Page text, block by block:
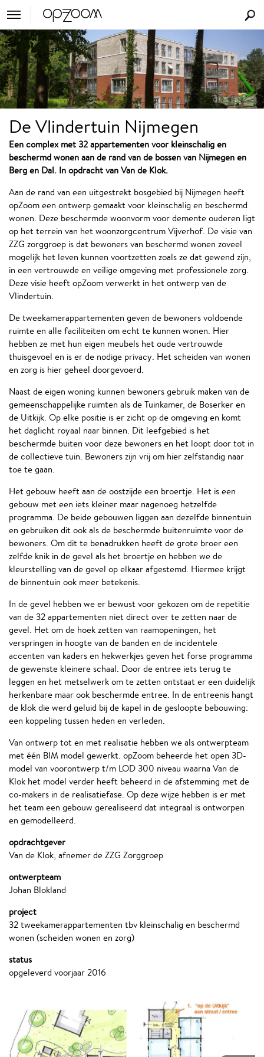
De Vlindertuin Nijmegen
Een complex met 32 appartementen voor kleinschalig en
beschermd wonen aan de rand van de bossen van Nijmegen en
Berg en Dal. In opdracht van Van de Klok.
Aan de rand van een uitgestrekt bosgebied bij Nijmegen heeft
opZoom een ontwerp gemaakt voor kleinschalig en beschermd
wonen. Deze beschermde woonvorm voor demente ouderen ligt
op het terrein van het woonzorgcentrum Vijverhof. De visie van
ZZG zorggroep is dat bewoners van beschermd wonen zoveel
mogelijk het leven kunnen voortzetten zoals ze dat gewend zijn,
in een vertrouwde en veilige omgeving met professionele zorg.
Deze visie heeft opZoom verwerkt in het ontwerp van de
Vlindertuin.
De tweekamerappartementen geven de bewoners voldoende
ruimte en alle faciliteiten om echt te kunnen wonen. Hier
hebben ze met hun eigen meubels het oude vertrouwde
thuisgevoel en is er de nodige privacy. Het scheiden van wonen
en zorg is hier geheel doorgevoerd.
Naast de eigen woning kunnen bewoners gebruik maken van de
gemeenschappelijke ruimten als de Tuinkamer, de Boserker en
de Uitkijk. Op elke positie is er zicht op de omgeving en komt
het daglicht royaal naar binnen. Dit leefgebied is het
beschermde buiten voor deze bewoners en het loopt door tot in
de collectieve tuin. Bewoners zijn vrij om hier zelfstandig naar
toe te gaan.
Het gebouw heeft aan de oostzijde een broertje. Het is een
gebouw met een iets kleiner maar nagenoeg hetzelfde
programma. De beide gebouwen liggen aan dezelfde binnentuin
en gebruiken dit ook als de beschermde buitenruimte voor de
bewoners. Om dit te benadrukken heeft de grote broer een
zelfde knik in de gevel als het broertje en hebben we de
kleurstelling van de gevel op elkaar afgestemd. Hiermee krijgt
de binnentuin ook meer betekenis.
In de gevel hebben we er bewust voor gekozen om de repetitie
van de 32 appartementen niet direct over te zetten naar de
gevel. Het om de hoek zetten van raamopeningen, het
verspringen in hoogte van de banden en de incidentele
accenten van kaders en hekwerkjes geven het forse programma
de gewenste kleinere schaal. Door de entree iets terug te
leggen en het metselwerk om te zetten ontstaat er een duidelijk
herkenbare maar ook beschermde entree. In de entreenis hangt
de klok die werd geluid bij de kapel in de gesloopte bebouwing:
een koppeling tussen heden en verleden.
Van ontwerp tot en met realisatie hebben we als ontwerpteam
met één BIM model gewerkt. opZoom beheerde het open 3D-
model van voorontwerp t/m LOD 300 niveau waarna Van de
Klok het model verder heeft beheerd in de afstemming met de
co-makers in de realisatiefase. Op deze wijze hebben is er met
het team een gebouw gerealiseerd dat integraal is ontworpen
en gemodelleerd.
opdrachtgever
Van de Klok, afnemer de ZZG Zorggroep
ontwerpteam
Johan Blokland
project
32 tweekamerappartementen tbv kleinschalig en beschermd
wonen (scheiden wonen en zorg)
status
opgeleverd voorjaar 2016